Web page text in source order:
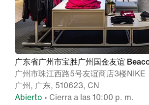
广东省广州市宝胜广州国金友谊
广州市珠江西路5号友谊商店3楼NIKE
广州, 广东, 510623, CN
Abierto • Cierra a las 10:00 p. m.